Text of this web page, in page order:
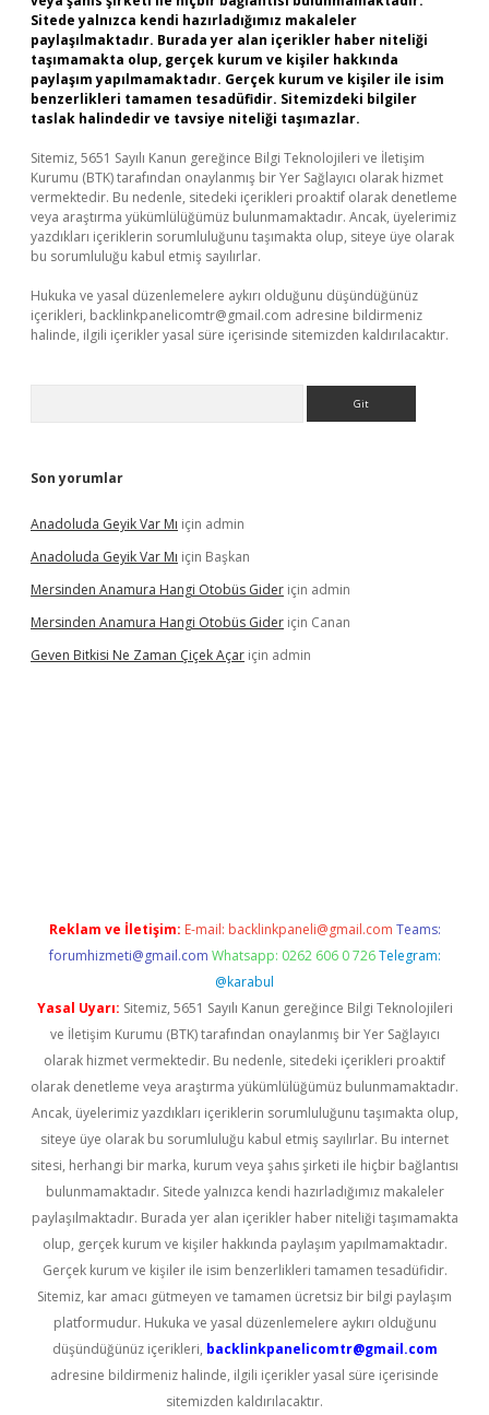
Sitede yalnızca kendi hazırladığımız makaleler
paylaşılmaktadır. Burada yer alan içerikler haber niteliği
taşımamakta olup, gerçek kurum ve kişiler hakkında
paylaşım yapılmamaktadır. Gerçek kurum ve kişiler ile isim
benzerlikleri tamamen tesadüfidir. Sitemizdeki bilgiler
taslak halindedir ve tavsiye niteliği taşımazlar.
Sitemiz, 5651 Sayılı Kanun gereğince Bilgi Teknolojileri ve İletişim
Kurumu (BTK) tarafından onaylanmış bir Yer Sağlayıcı olarak hizmet
vermektedir. Bu nedenle, sitedeki içerikleri proaktif olarak denetleme
veya araştırma yükümlülüğümüz bulunmamaktadır. Ancak, üyelerimiz
yazdıkları içeriklerin sorumluluğunu taşımakta olup, siteye üye olarak
bu sorumluluğu kabul etmiş sayılırlar.
Hukuka ve yasal düzenlemelere aykırı olduğunu düşündüğünüz
içerikleri, backlinkpanelicomtr@gmail.com adresine bildirmeniz
halinde, ilgili içerikler yasal süre içerisinde sitemizden kaldırılacaktır.
Son yorumlar
Anadoluda Geyik Var Mı için admin
Anadoluda Geyik Var Mı için Başkan
Mersinden Anamura Hangi Otobüs Gider için admin
Mersinden Anamura Hangi Otobüs Gider için Canan
Geven Bitkisi Ne Zaman Çiçek Açar için admin
Reklam ve İletişim: E-mail: backlinkpaneli@gmail.com Teams:
forumhizmeti@gmail.com Whatsapp: 0262 606 0 726 Telegram:
@karabul
Yasal Uyarı: Sitemiz, 5651 Sayılı Kanun gereğince Bilgi Teknolojileri
ve İletişim Kurumu (BTK) tarafından onaylanmış bir Yer Sağlayıcı
olarak hizmet vermektedir. Bu nedenle, sitedeki içerikleri proaktif
olarak denetleme veya araştırma yükümlülüğümüz bulunmamaktadır.
Ancak, üyelerimiz yazdıkları içeriklerin sorumluluğunu taşımakta olup,
siteye üye olarak bu sorumluluğu kabul etmiş sayılırlar. Bu internet
sitesi, herhangi bir marka, kurum veya şahıs şirketi ile hiçbir bağlantısı
bulunmamaktadır. Sitede yalnızca kendi hazırladığımız makaleler
paylaşılmaktadır. Burada yer alan içerikler haber niteliği taşımamakta
olup, gerçek kurum ve kişiler hakkında paylaşım yapılmamaktadır.
Gerçek kurum ve kişiler ile isim benzerlikleri tamamen tesadüfidir.
Sitemiz, kar amacı gütmeyen ve tamamen ücretsiz bir bilgi paylaşım
platformudur. Hukuka ve yasal düzenlemelere aykırı olduğunu
düşündüğünüz içerikleri, backlinkpanelicomtr@gmail.com
adresine bildirmeniz halinde, ilgili içerikler yasal süre içerisinde
sitemizden kaldırılacaktır.